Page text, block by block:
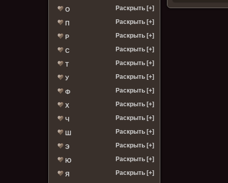
О Раскрыть [+]
П Раскрыть [+]
Р Раскрыть [+]
С Раскрыть [+]
Т Раскрыть [+]
У Раскрыть [+]
Ф Раскрыть [+]
Х Раскрыть [+]
Ч Раскрыть [+]
Ш Раскрыть [+]
Э Раскрыть [+]
Ю Раскрыть [+]
Я Раскрыть [+]